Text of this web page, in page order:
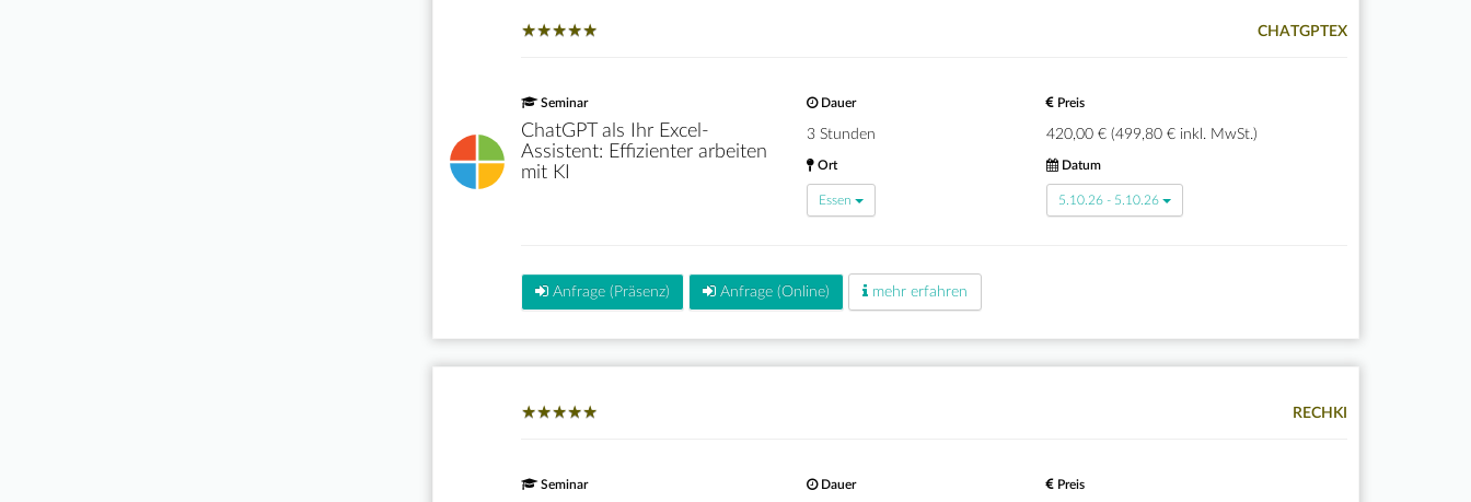
★★★★★
★★★★★ CHATGPTEX
Seminar
ChatGPT als Ihr Excel-
Assistent: Effizienter arbeiten
mit KI
Dauer
3 Stunden
Preis
420,00 € (499,80 € inkl. MwSt.)
Ort
Essen
Datum
5.10.26 - 5.10.26
Anfrage (Präsenz) Anfrage (Online) mehr erfahren
★★★★★
★★★★★ RECHKI
Seminar Dauer Preis